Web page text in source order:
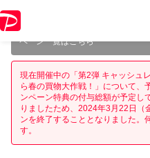
ジ内の情報はキャンペーン終了時
ペーン一覧はこちら
現在開催中の「第2弾 キャッシュ
ら春の買物大作戦！」について、
ンペーン特典の付与総額が予定し
りましたため、2024年3月22日（
ンを終了することとなりました。
す。